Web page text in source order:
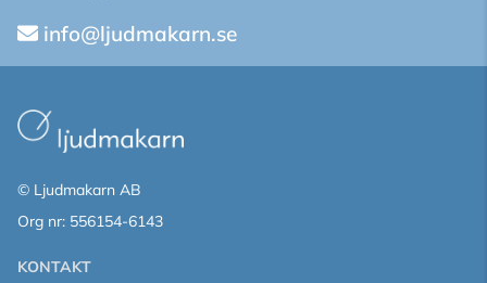
info@ljudmakarn.se
© Ljudmakarn AB
Org nr: 556154-6143
KONTAKT